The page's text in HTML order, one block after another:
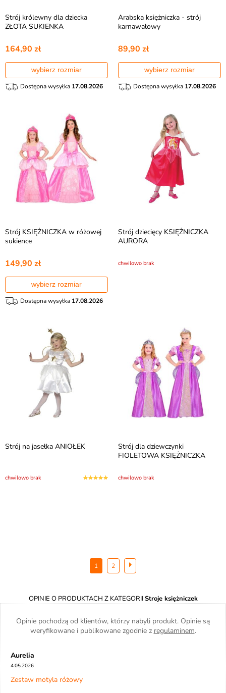
Strój królewny dla dziecka
ZŁOTA SUKIENKA
164,90 zł
wybierz rozmiar
Dostępna wysyłka 17.08.2026
Arabska księżniczka - strój
karnawałowy
89,90 zł
wybierz rozmiar
Dostępna wysyłka 17.08.2026
Strój KSIĘŻNICZKA w różowej
sukience
149,90 zł
wybierz rozmiar
Dostępna wysyłka 17.08.2026
Strój dziecięcy KSIĘŻNICZKA
AURORA
chwilowo brak
Strój na jasełka ANIOŁEK
chwilowo brak
Strój dla dziewczynki
FIOLETOWA KSIĘŻNICZKA
chwilowo brak
1 2
OPINIE O PRODUKTACH Z KATEGORIIStroje księżniczek
Opinie pochodzą od klientów, którzy nabyli produkt. Opinie są
weryfikowane i publikowane zgodnie z regulaminem.
Aurelia
4.05.2026
Zestaw motyla różowy